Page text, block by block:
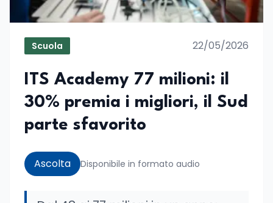
Scuola 22/05/2026
ITS Academy 77 milioni: il
30% premia i migliori, il Sud
parte sfavorito
Ascolta Disponibile in formato audio